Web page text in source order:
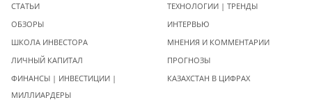
СТАТЬИ
ОБЗОРЫ
ШКОЛА ИНВЕСТОРА
ЛИЧНЫЙ КАПИТАЛ
ФИНАНСЫ | ИНВЕСТИЦИИ |
МИЛЛИАРДЕРЫ
ТЕХНОЛОГИИ | ТРЕНДЫ
ИНТЕРВЬЮ
МНЕНИЯ И КОММЕНТАРИИ
ПРОГНОЗЫ
КАЗАХСТАН В ЦИФРАХ